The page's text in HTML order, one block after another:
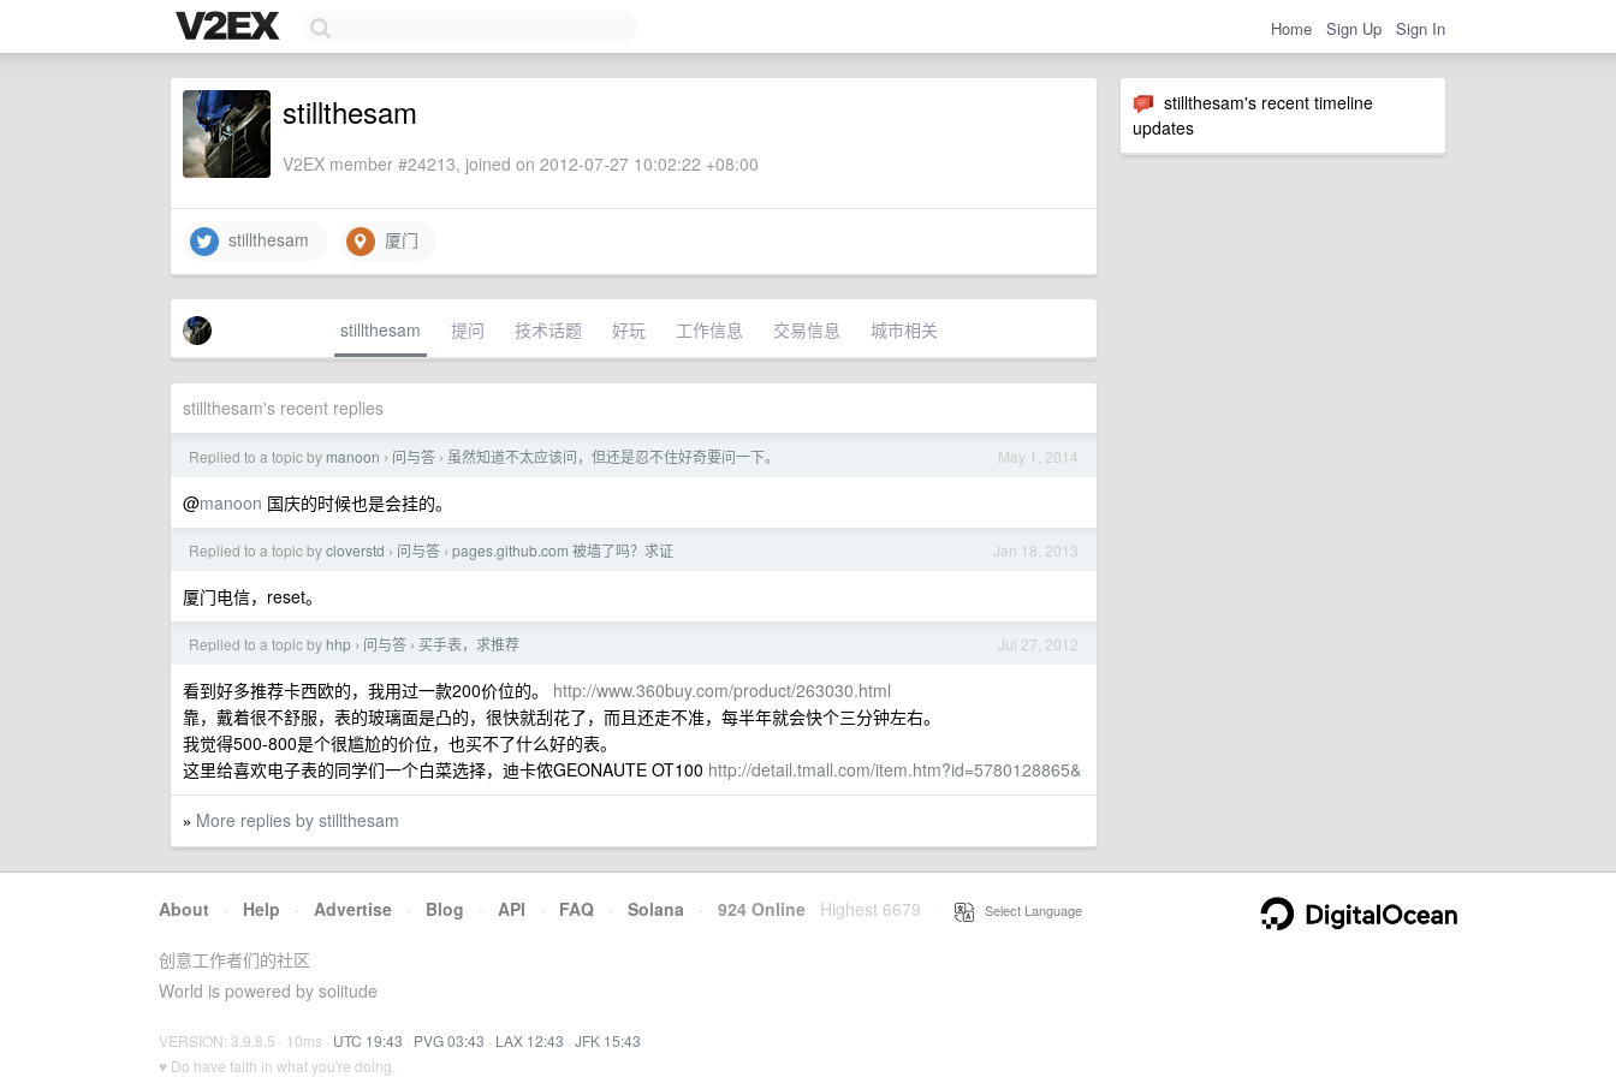
Home Sign Up Sign In
stillthesam's recent timeline
updates
stillthesam
V2EX member #24213, joined on 2012-07-27 10:02:22 +08:00
stillthesam 厦门
stillthesam 提问 技术话题 好玩 工作信息 交易信息 城市相关
stillthesam's recent replies
May 1, 2014
Replied to a topic by manoon › 问与答 › 虽然知道不太应该问，但还是忍不住好奇要问一下。
@manoon 国庆的时候也是会挂的。
Jan 18, 2013
Replied to a topic bycloverstd › 问与答 › pages.github.com 被墙了吗？求证
厦门电信，reset。
Jul 27, 2012
Replied to a topic by hhp › 问与答 › 买手表，求推荐
看到好多推荐卡西欧的，我用过一款200价位的。 http://www.360buy.com/product/263030.html
靠，戴着很不舒服，表的玻璃面是凸的，很快就刮花了，而且还走不准，每半年就会快个三分钟左右。
我觉得500-800是个很尴尬的价位，也买不了什么好的表。
这里给喜欢电子表的同学们一个白菜选择，迪卡侬GEONAUTE OT100 http://detail.tmall.com/item.htm?id=5780128865&
» More replies by stillthesam
About · Help · Advertise · Blog · API · FAQ · Solana · 924 Online Highest 6679 Select Language
创意工作者们的社区
World is powered by solitude
VERSION: 3.9.8.5 · 10ms · UTC 19:43 · PVG 03:43 · LAX 12:43 · JFK 15:43
♥ Do have faith in what you're doing.